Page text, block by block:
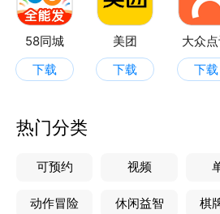
58同城
下载
美团
下载
大众
下载
热门分类
可预约 视频
动作冒险 休闲益智 棋